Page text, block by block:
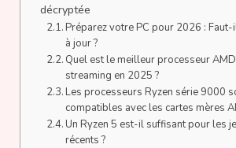
décryptée
Préparez votre PC pour 2026 :
à jour ?
Quel est le meilleur processeur
streaming en 2025 ?
Les processeurs Ryzen série 9000
compatibles avec les cartes mères
Un Ryzen 5 est-il suffisant pour les
récents ?